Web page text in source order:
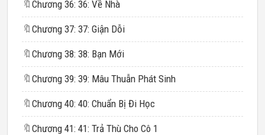
🔖 Chương 36: 36: Về Nhà
🔖 Chương 37: 37: Giận Dỗi
🔖 Chương 38: 38: Bạn Mới
🔖 Chương 39: 39: Mâu Thuẫn Phát Sinh
🔖 Chương 40: 40: Chuẩn Bị Đi Học
🔖 Chương 41: 41: Trả Thù Cho Cô 1